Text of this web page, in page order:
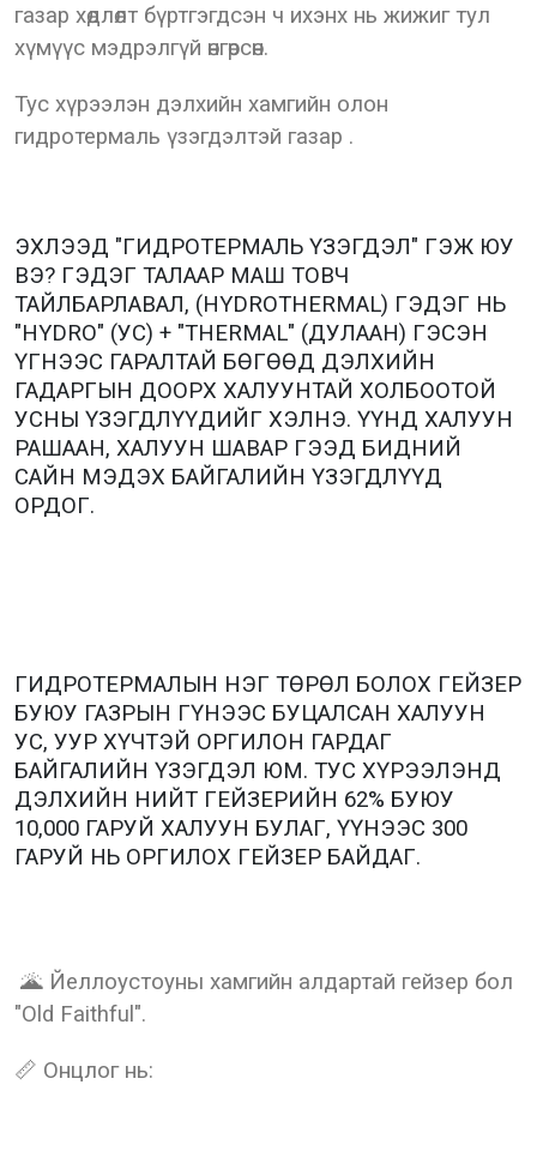
газар хөдлөлт бүртгэгдсэн ч ихэнх нь жижиг тул
хүмүүс мэдрэлгүй өнгөрсөн.
Тус хүрээлэн дэлхийн хамгийн олон
гидротермаль үзэгдэлтэй газар .
ЭХЛЭЭД "ГИДРОТЕРМАЛЬ ҮЗЭГДЭЛ" ГЭЖ ЮУ
ВЭ? ГЭДЭГ ТАЛААР МАШ ТОВЧ
ТАЙЛБАРЛАВАЛ, (HYDROTHERMAL) ГЭДЭГ НЬ
"HYDRO" (УС) + "THERMAL" (ДУЛААН) ГЭСЭН
ҮГНЭЭС ГАРАЛТАЙ БӨГӨӨД ДЭЛХИЙН
ГАДАРГЫН ДООРХ ХАЛУУНТАЙ ХОЛБООТОЙ
УСНЫ ҮЗЭГДЛҮҮДИЙГ ХЭЛНЭ. ҮҮНД ХАЛУУН
РАШААН, ХАЛУУН ШАВАР ГЭЭД БИДНИЙ
САЙН МЭДЭХ БАЙГАЛИЙН ҮЗЭГДЛҮҮД
ОРДОГ.
ГИДРОТЕРМАЛЫН НЭГ ТӨРӨЛ БОЛОХ ГЕЙЗЕР
БУЮУ ГАЗРЫН ГҮНЭЭС БУЦАЛСАН ХАЛУУН
УС, УУР ХҮЧТЭЙ ОРГИЛОН ГАРДАГ
БАЙГАЛИЙН ҮЗЭГДЭЛ ЮМ. ТУС ХҮРЭЭЛЭНД
ДЭЛХИЙН НИЙТ ГЕЙЗЕРИЙН 62% БУЮУ
10,000 ГАРУЙ ХАЛУУН БУЛАГ, ҮҮНЭЭС 300
ГАРУЙ НЬ ОРГИЛОХ ГЕЙЗЕР БАЙДАГ.
🌋 Йеллоустоуны хамгийн алдартай гейзер бол
"Old Faithful".
📏 Онцлог нь: